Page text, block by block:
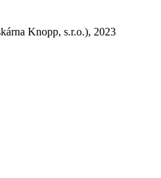
Knopp, s.r.o.), 2023